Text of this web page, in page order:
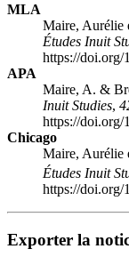
MLA
Maire, Aurélie
Études Inuit
https://doi.org/
APA
Maire, A. &
Inuit Studies,
https://doi.org/
Chicago
Maire, Aurélie
Études Inuit
https://doi.org/
Exporter la